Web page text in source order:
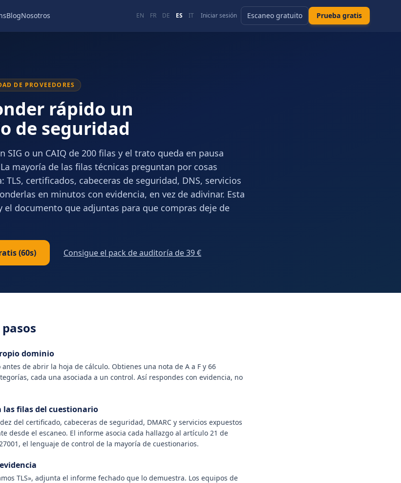
BlogNosotros EN FR DE ES IT Iniciar sesión Escaneo gratuito Prueba gratis
DE PROVEEDORES
rápido un
de seguridad
SIG o un CAIQ de 200 filas y el trato queda en pausa
mayoría de las filas técnicas preguntan por cosas
TLS, certificados, cabeceras de seguridad, DNS, servicios
en minutos con evidencia, en vez de adivinar. Esta
el documento que adjuntas para que compras deje de
(60s) Consigue el pack de auditoría de 39 €
dominio
de abrir la hoja de cálculo. Obtienes una nota de A a F y 66
cada una asociada a un control. Así respondes con evidencia, no
las filas del cuestionario
del certificado, cabeceras de seguridad, DMARC y servicios expuestos
desde el escaneo. El informe asocia cada hallazgo al artículo 21 de
el lenguaje de control de la mayoría de cuestionarios.
TLS», adjunta el informe fechado que lo demuestra. Los equipos de